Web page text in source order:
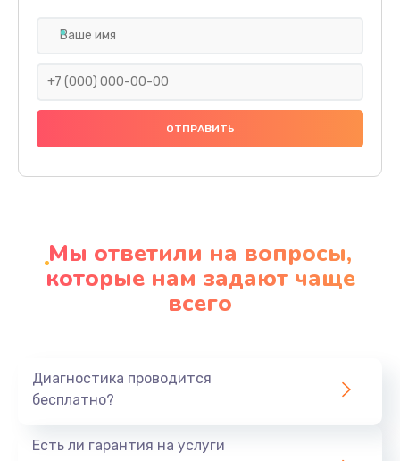
Замена праймера
1000 руб.
Заказать
Профилактическая чистка
Мы ответили на вопросы,
которые нам задают чаще
всего
Диагностика проводится
бесплатно?
Есть ли гарантия на услуги